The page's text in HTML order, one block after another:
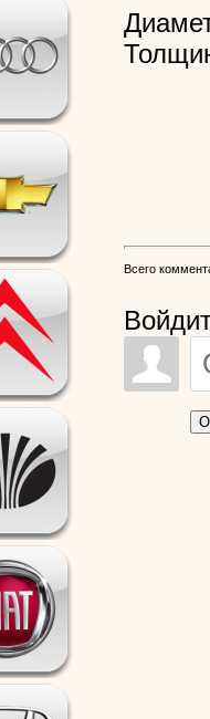
Всего